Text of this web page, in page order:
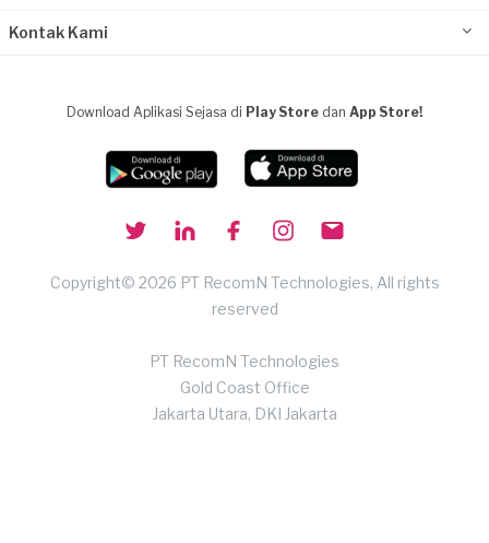
Kontak Kami
Download Aplikasi Sejasa di Play Store dan App Store!
Copyright© 2026 PT RecomN Technologies, All rights
reserved
PT RecomN Technologies
Gold Coast Office
Jakarta Utara, DKI Jakarta